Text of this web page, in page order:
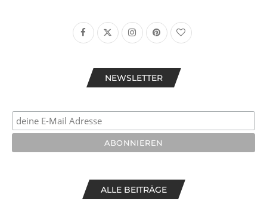
NEWSLETTER
ALLE BEITRÄGE